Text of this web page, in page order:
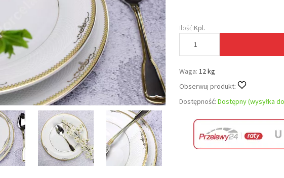
Ilość:Kpl.
Waga: 12 kg
Obserwuj produkt:
Dostępność: Dostępny (wysyłka